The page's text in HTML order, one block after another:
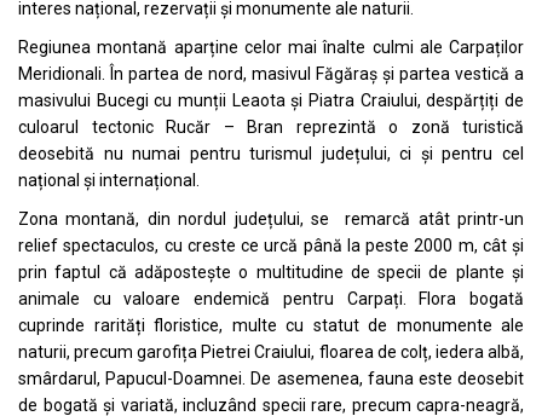
interes național, rezervații și monumente ale naturii.
Regiunea montană aparține celor mai înalte culmi ale Carpaților
Meridionali. În partea de nord, masivul Făgăraș și partea vestică a
masivului Bucegi cu munții Leaota și Piatra Craiului, despărțiți de
culoarul tectonic Rucăr – Bran reprezintă o zonă turistică
deosebită nu numai pentru turismul județului, ci și pentru cel
național și internațional.
Zona montană, din nordul județului, se remarcă atât printr-un
relief spectaculos, cu creste ce urcă până la peste 2000 m, cât și
prin faptul că adăpostește o multitudine de specii de plante și
animale cu valoare endemică pentru Carpați. Flora bogată
cuprinde rarități floristice, multe cu statut de monumente ale
naturii, precum garofița Pietrei Craiului, floarea de colț, iedera albă,
smârdarul, Papucul-Doamnei. De asemenea, fauna este deosebit
de bogată și variată, incluzând specii rare, precum capra-neagră,